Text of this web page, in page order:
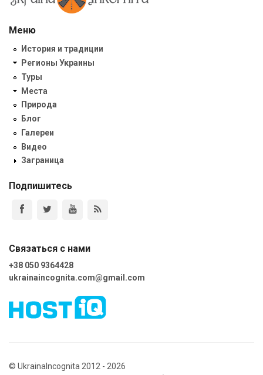
Меню
История и традиции
Регионы Украины
Туры
Места
Природа
Блог
Галереи
Видео
Заграница
Подпишитесь
Связаться с нами
+38 050 9364428
ukrainaincognita.com@gmail.com
© UkrainaIncognita 2012 - 2026